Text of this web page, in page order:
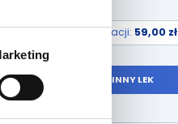
Cena konsultacji: 59,00 zł
WYBIERZ INNY LEK